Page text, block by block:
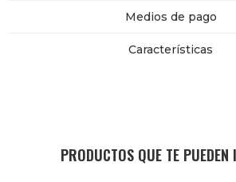
Medios de pago
Características
PRODUCTOS QUE TE PUEDEN